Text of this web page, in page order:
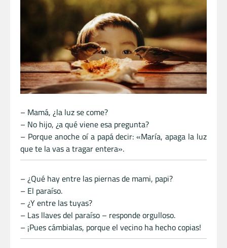
– Mamá, ¿la luz se come?
– No hijo, ¿a qué viene esa pregunta?
– Porque anoche oí a papá decir: «María, apaga la luz
que te la vas a tragar entera».
– ¿Qué hay entre las piernas de mami, papi?
– El paraíso.
– ¿Y entre las tuyas?
– Las llaves del paraíso – responde orgulloso.
– ¡Pues cámbialas, porque el vecino ha hecho copias!